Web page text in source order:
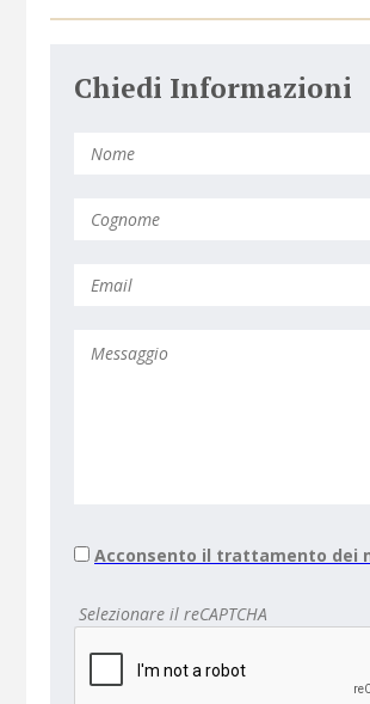
Chiedi Informazioni
Acconsento il trattamento dei
Selezionare il reCAPTCHA